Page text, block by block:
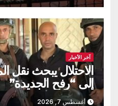
آخر الأخبار
الاحتلال يبحث نقل
إلى “رفح الجديدة”
أغسطس 7, 2026